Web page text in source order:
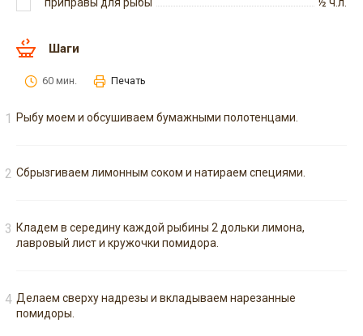
приправы для рыбы
½ ч.л.
Шаги
60 мин. Печать
Рыбу моем и обсушиваем бумажными полотенцами.
Сбрызгиваем лимонным соком и натираем специями.
Кладем в середину каждой рыбины 2 дольки лимона,
лавровый лист и кружочки помидора.
Делаем сверху надрезы и вкладываем нарезанные
помидоры.